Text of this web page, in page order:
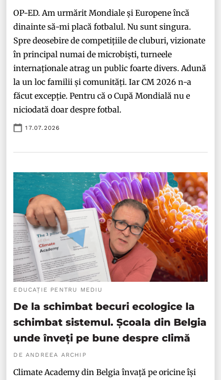
OP-ED. Am urmărit Mondiale și Europene încă
dinainte să-mi placă fotbalul. Nu sunt singura.
Spre deosebire de competițiile de cluburi, vizionate
în principal numai de microbiști, turneele
internaționale atrag un public foarte divers. Adună
la un loc familii și comunități. Iar CM 2026 n-a
făcut excepție. Pentru că o Cupă Mondială nu e
niciodată doar despre fotbal.
17.07.2026
EDUCAȚIE PENTRU MEDIU
De la schimbat becuri ecologice la
schimbat sistemul. Școala din Belgia
unde înveți pe bune despre climă
DE ANDREEA ARCHIP
Climate Academy din Belgia învață pe oricine își